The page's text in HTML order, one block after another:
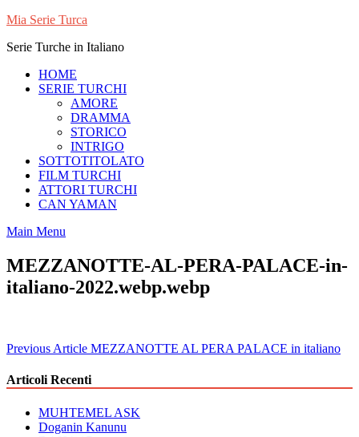
Skip
content
Mia Serie Turca
Serie Turche in Italiano
HOME
SERIE TURCHI
AMORE
DRAMMA
STORICO
INTRIGO
SOTTOTITOLATO
FILM TURCHI
ATTORI TURCHI
CAN YAMAN
Main Menu
MEZZANOTTE-AL-PERA-PALACE-in-
italiano-2022.webp.webp
Navigazione
articoli
Previous Article MEZZANOTTE AL PERA PALACE in italiano
Articoli Recenti
MUHTEMEL ASK
Doganin Kanunu